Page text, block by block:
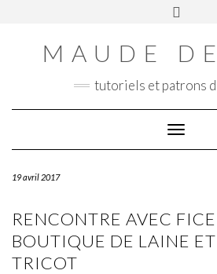
MAUDE
tutoriels et patrons
Toggle
19 avril 2017
RENCONTRE AVEC
BOUTIQUE DE LAINE
TRICOT